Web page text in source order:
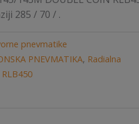
285 / 70 / .
pnevmatike
PNEVMATIKA, Radialna
RLB450